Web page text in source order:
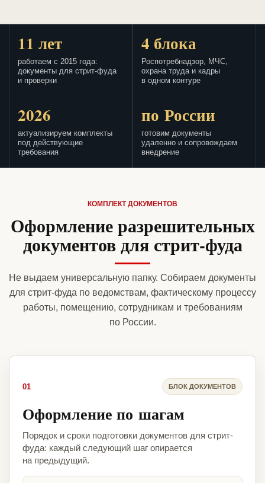
11 лет
работаем с 2015 года:
документы для стрит-фуда
и проверки
4 блока
Роспотребнадзор, МЧС,
охрана труда и кадры
в одном контуре
2026
актуализируем комплекты
под действующие
требования
по России
готовим документы
удаленно и сопровождаем
внедрение
КОМПЛЕКТ ДОКУМЕНТОВ
Оформление разрешительных
документов для стрит-фуда
Не выдаем универсальную папку. Собираем документы
для стрит-фуда по ведомствам, фактическому процессу
работы, помещению, сотрудникам и требованиям
по России.
01 БЛОК ДОКУМЕНТОВ
Оформление по шагам
Порядок и сроки подготовки документов для стрит-
фуда: каждый следующий шаг опирается
на предыдущий.